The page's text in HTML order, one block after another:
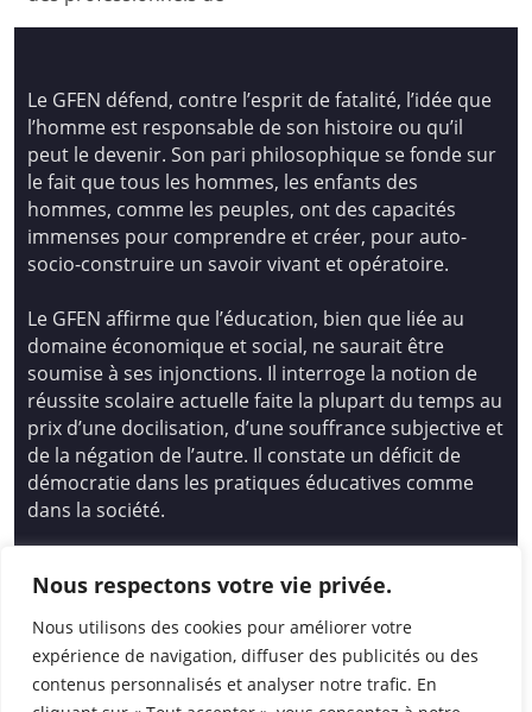
Nous respectons votre vie privée.
Nous utilisons des cookies pour améliorer votre
expérience de navigation, diffuser des publicités ou des
contenus personnalisés et analyser notre trafic. En
Le GFEN défend, contre l’esprit de fatalité, l’idée que
l’homme est responsable de son histoire ou qu’il
peut le devenir. Son pari philosophique se fonde sur
le fait que tous les hommes, les enfants des
hommes, comme les peuples, ont des capacités
immenses pour comprendre et créer, pour auto-
socio-construire un savoir vivant et opératoire.
Le GFEN affirme que l’éducation, bien que liée au
domaine économique et social, ne saurait être
soumise à ses injonctions. Il interroge la notion de
réussite scolaire actuelle faite la plupart du temps au
prix d’une docilisation, d’une souffrance subjective et
de la négation de l’autre. Il constate un déficit de
démocratie dans les pratiques éducatives comme
dans la société.
Nouvelle
14 avenue Spinoza 94200 Ivry Sur Seine
01 46 72 53 17 – gfen@gfen.asso.fr